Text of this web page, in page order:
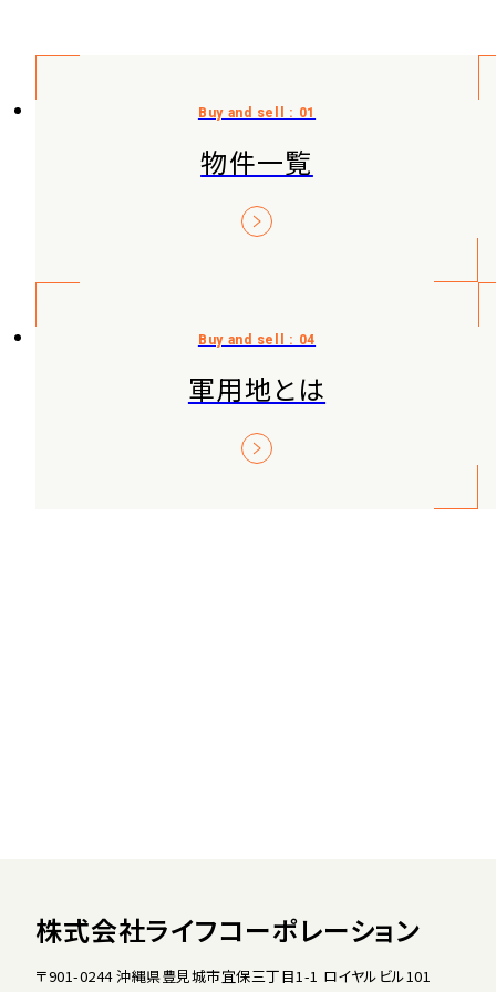
物件一覧
軍用地とは
株式会社ライフコーポレーション
〒901-0244 沖縄県豊見城市宜保三丁目1-1 ロイヤルビル101